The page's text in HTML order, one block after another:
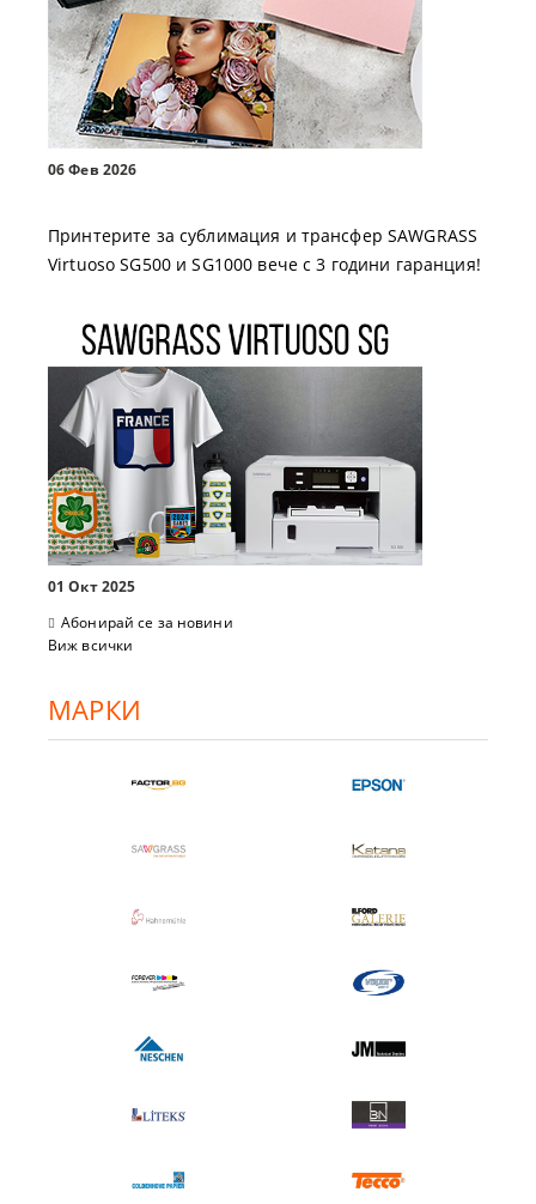
06 Фев 2026
Принтерите за сублимация и трансфер SAWGRASS
Virtuoso SG500 и SG1000 вече с 3 години гаранция!
01 Окт 2025
Абонирай се за новини
Виж всички
МАРКИ